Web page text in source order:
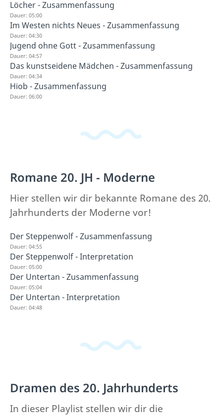
Löcher - Zusammenfassung
Dauer: 05:00
Im Westen nichts Neues - Zusammenfassung
Dauer: 04:30
Jugend ohne Gott - Zusammenfassung
Dauer: 04:57
Das kunstseidene Mädchen - Zusammenfassung
Dauer: 04:34
Hiob - Zusammenfassung
Dauer: 06:00
Romane 20. JH - Moderne
Hier stellen wir dir bekannte Romane des 20.
Jahrhunderts der Moderne vor!
Der Steppenwolf - Zusammenfassung
Dauer: 04:55
Der Steppenwolf - Interpretation
Dauer: 05:00
Der Untertan - Zusammenfassung
Dauer: 05:04
Der Untertan - Interpretation
Dauer: 04:48
Dramen des 20. Jahrhunderts
In dieser Playlist stellen wir dir die